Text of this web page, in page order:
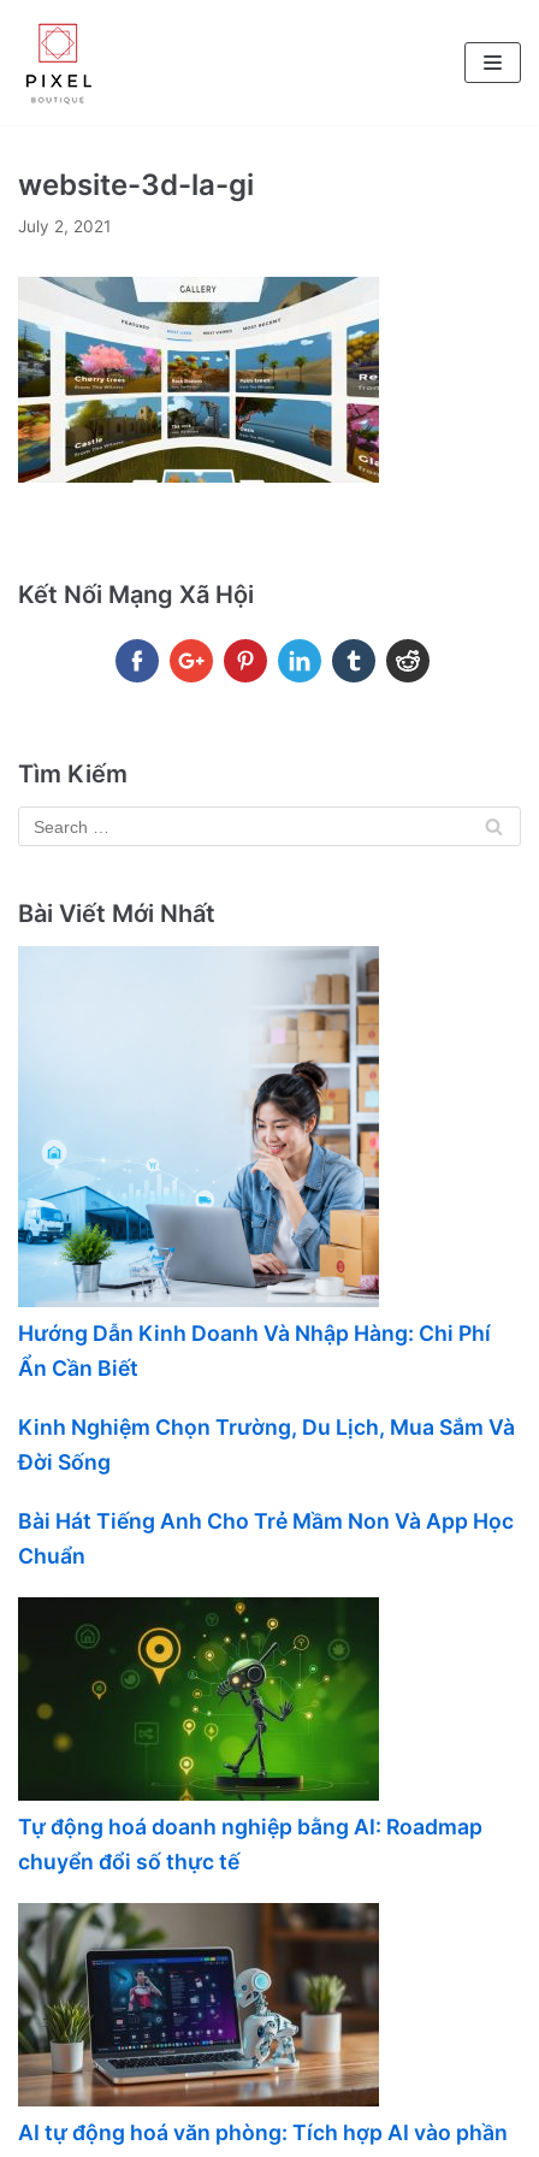
Skip
to
content
website-3d-la-gi
July 2, 2021
Kết Nối Mạng Xã Hội
Tìm Kiếm
Bài Viết Mới Nhất
Hướng Dẫn Kinh Doanh Và Nhập Hàng: Chi Phí
Ẩn Cần Biết
Kinh Nghiệm Chọn Trường, Du Lịch, Mua Sắm Và
Đời Sống
Bài Hát Tiếng Anh Cho Trẻ Mầm Non Và App Học
Chuẩn
Tự động hoá doanh nghiệp bằng AI: Roadmap
chuyển đổi số thực tế
AI tự động hoá văn phòng: Tích hợp AI vào phần